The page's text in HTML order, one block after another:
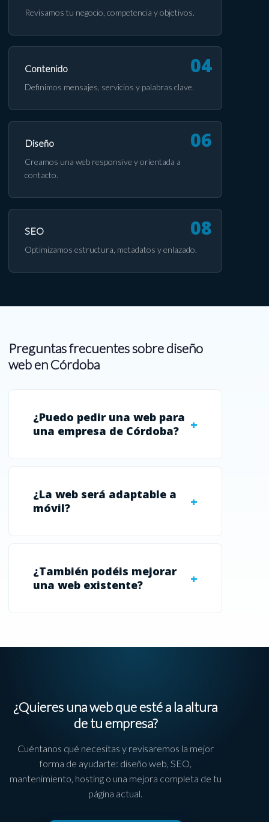
Revisamos tu negocio, competencia y objetivos.
Contenido
Definimos mensajes, servicios y palabras clave.
Diseño
Creamos una web responsive y orientada a
contacto.
SEO
Optimizamos estructura, metadatos y enlazado.
Preguntas frecuentes sobre diseño
web en Córdoba
¿Puedo pedir una web para
una empresa de Córdoba?
¿La web será adaptable a
móvil?
¿También podéis mejorar
una web existente?
¿Quieres una web que esté a la altura
de tu empresa?
Cuéntanos qué necesitas y revisaremos la mejor
forma de ayudarte: diseño web, SEO,
mantenimiento, hosting o una mejora completa de tu
página actual.